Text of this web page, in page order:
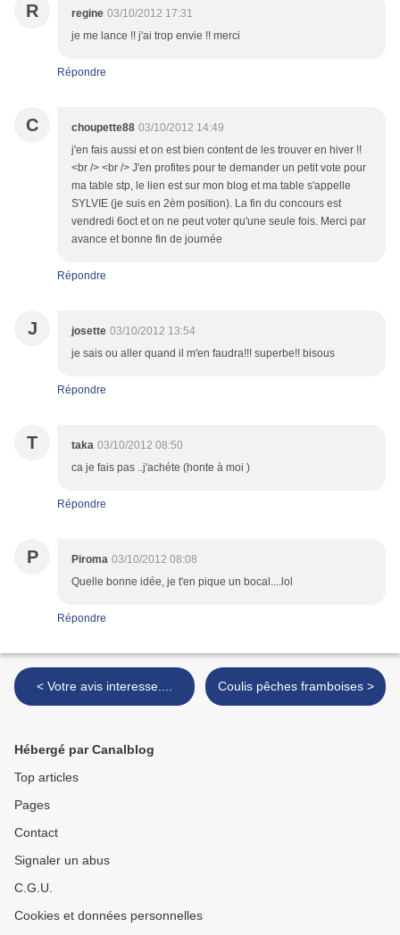
R regine 03/10/2012 17:31
je me lance !! j'ai trop envie !! merci
Répondre
C choupette88 03/10/2012 14:49
j'en fais aussi et on est bien content de les trouver en hiver !!
<br /> <br /> J'en profites pour te demander un petit vote pour
ma table stp, le lien est sur mon blog et ma table s'appelle
SYLVIE (je suis en 2èm position). La fin du concours est
vendredi 6oct et on ne peut voter qu'une seule fois. Merci par
avance et bonne fin de journée
Répondre
J josette 03/10/2012 13:54
je sais ou aller quand il m'en faudra!!! superbe!! bisous
Répondre
T taka 03/10/2012 08:50
ca je fais pas ..j'achéte (honte à moi )
Répondre
P Piroma 03/10/2012 08:08
Quelle bonne idée, je t'en pique un bocal....lol
Répondre
< Votre avis interesse.... Coulis pêches framboises >
Hébergé par Canalblog
Top articles
Pages
Contact
Signaler un abus
C.G.U.
Cookies et données personnelles